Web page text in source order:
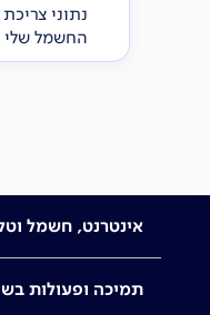
נתוני צריכת
החשמל שלי
אינטרנט, חשמל
תמיכה ופעולות